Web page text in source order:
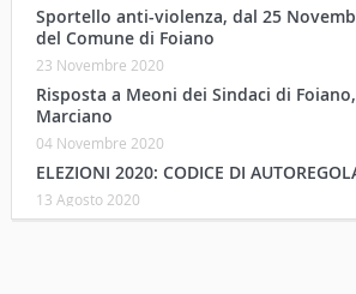
Sportello anti-violenza, dal 25
del Comune di Foiano
23 Novembre 2020
Risposta a Meoni dei Sindaci di
Marciano
04 Novembre 2020
ELEZIONI 2020: CODICE DI
13 Agosto 2020